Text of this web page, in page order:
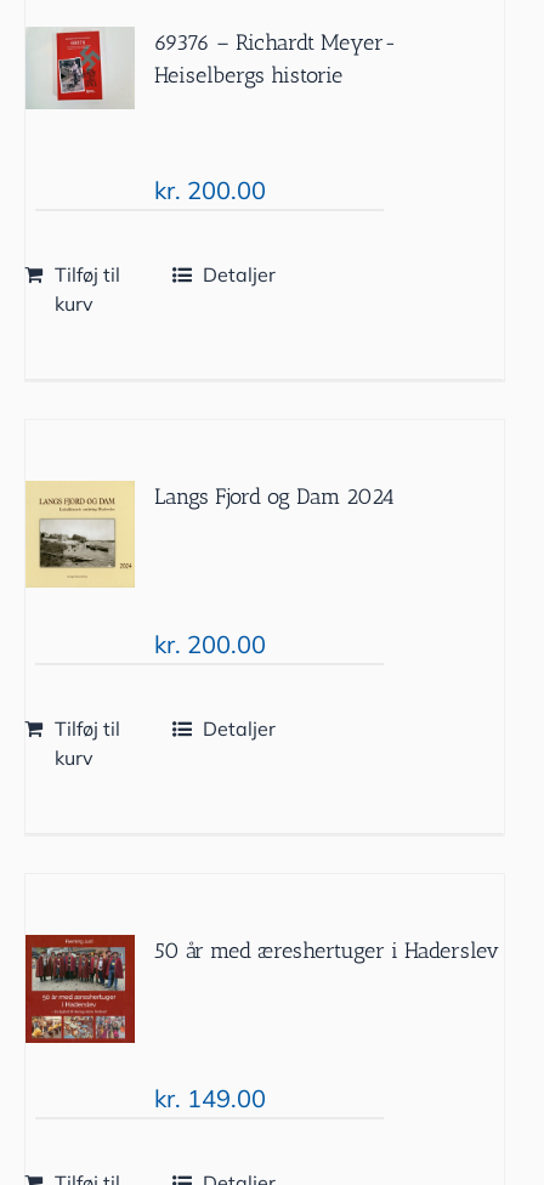
69376 – Richardt Meyer-
Heiselbergs historie
kr. 200.00
Tilføj til
kurv
Detaljer
Langs Fjord og Dam 2024
kr. 200.00
Tilføj til
kurv
Detaljer
50 år med æreshertuger i Haderslev
kr. 149.00